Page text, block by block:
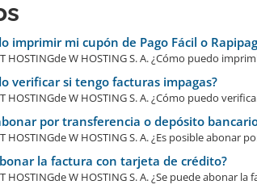
imprimir mi cupón de Pago Fácil o
HOSTINGde W HOSTING S. A. ¿Cómo puedo
verificar si tengo facturas impagas?
HOSTINGde W HOSTING S. A. ¿Cómo puedo
por transferencia o depósito
HOSTINGde W HOSTING S. A. ¿Es posible abonar
la factura con tarjeta de crédito?
HOSTINGde W HOSTING S. A. ¿Se puede abonar